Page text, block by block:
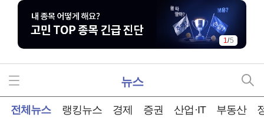
1/5
뉴스
전체뉴스 랭킹뉴스 경제 증권 산업·IT 부동산